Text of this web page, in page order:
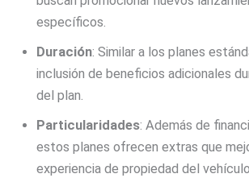
específicos.
Duración: Similar a los planes
inclusión de beneficios adicionales
del plan.
Particularidades: Además de
estos planes ofrecen extras que
experiencia de propiedad del